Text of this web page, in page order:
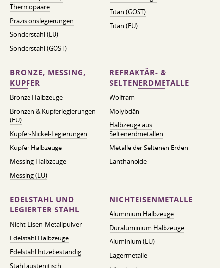
Thermopaare
Präzisionslegierungen
Sonderstahl (EU)
Sonderstahl (GOST)
Titan (GOST)
Titan (EU)
BRONZE, MESSING,
KUPFER
Bronze Halbzeuge
Bronzen & Kupferlegierungen
(EU)
Kupfer-Nickel-Legierungen
Kupfer Halbzeuge
Messing Halbzeuge
Messing (EU)
REFRAKTÄR- &
SELTENERDMETALLE
Wolfram
Molybdän
Halbzeuge aus
Seltenerdmetallen
Metalle der Seltenen Erden
Lanthanoide
EDELSTAHL UND
LEGIERTER STAHL
Nicht-Eisen-Metallpulver
Edelstahl Halbzeuge
Edelstahl hitzebeständig
Stahl austenitisch
NICHTEISENMETALLE
Aluminium Halbzeuge
Duraluminium Halbzeuge
Aluminium (EU)
Lagermetalle